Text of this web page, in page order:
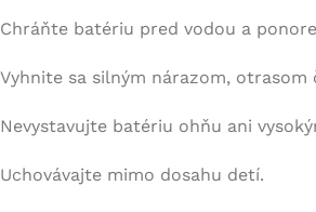
Chráňte batériu pred vodou a
Vyhnite sa silným nárazom, otrasom
Nevystavujte batériu ohňu ani
Uchovávajte mimo dosahu detí.